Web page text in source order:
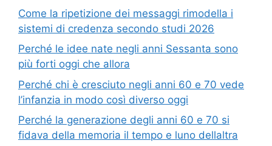
Come la ripetizione dei messaggi rimodella i
sistemi di credenza secondo studi 2026
Perché le idee nate negli anni Sessanta sono
più forti oggi che allora
Perché chi è cresciuto negli anni 60 e 70 vede
l’infanzia in modo così diverso oggi
Perché la generazione degli anni 60 e 70 si
fidava della memoria il tempo e luno dellaltra